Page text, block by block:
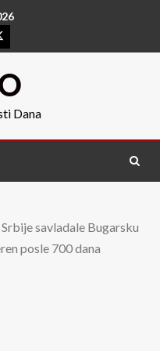
Dana
savladale Bugarsku
posle 700 dana